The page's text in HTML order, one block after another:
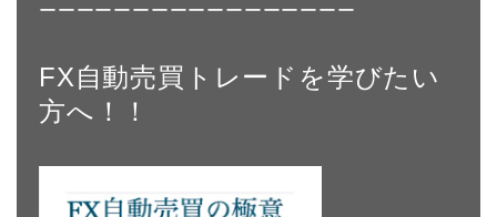
ーーーーーーーーーーーーーーーーー
FX自動売買トレードを学びたい
方へ！！